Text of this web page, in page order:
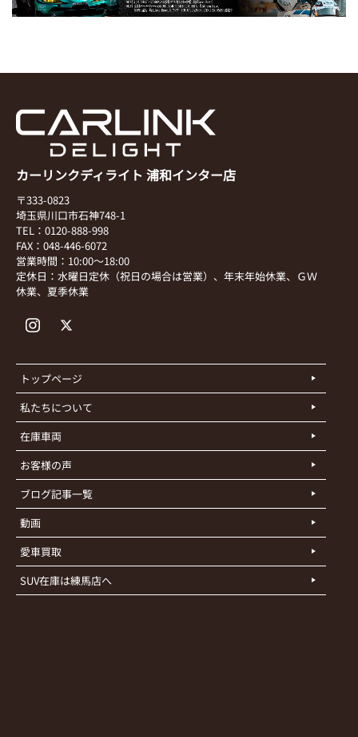
カーリンクディライト 浦和インター店
〒333-0823
埼玉県川口市石神748-1
TEL：0120-888-998
FAX：048-446-6072
営業時間：10:00～18:00
定休日：水曜日定休（祝日の場合は営業）、年末年始休業、ＧＷ
休業、夏季休業
トップページ
私たちについて
在庫車両
お客様の声
ブログ記事一覧
動画
愛車買取
SUV在庫は練馬店へ